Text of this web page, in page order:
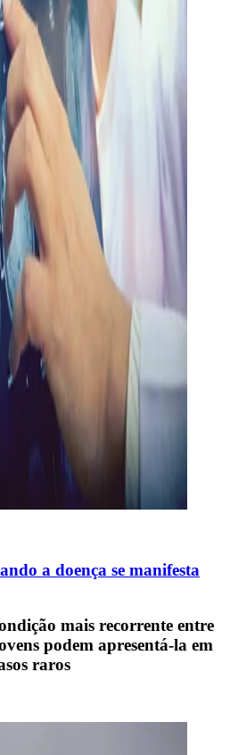
a doença se manifesta
mais recorrente entre
podem apresentá-la em
raros